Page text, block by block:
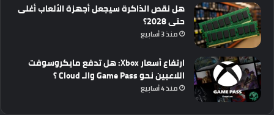
هل نقص الذاكرة سيجعل أجهزة الألعاب أغلى
حتى 2028؟
منذ 3 أسابيع
ارتفاع أسعار Xbox: هل تدفع مايكروسوفت
اللاعبين نحو Game Pass والـ Cloud ؟
منذ 4 أسابيع